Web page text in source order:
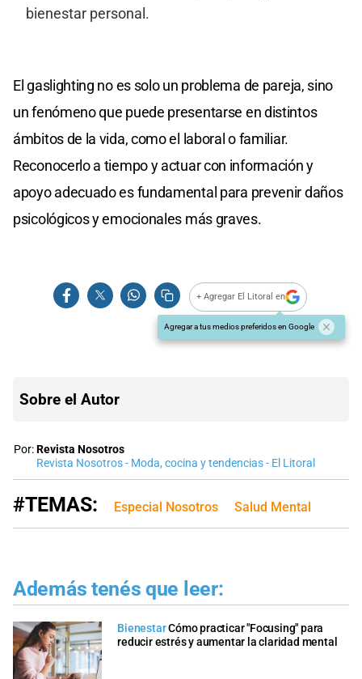
bienestar personal.
El gaslighting no es solo un problema de pareja, sino
un fenómeno que puede presentarse en distintos
ámbitos de la vida, como el laboral o familiar.
Reconocerlo a tiempo y actuar con información y
apoyo adecuado es fundamental para prevenir daños
psicológicos y emocionales más graves.
+ Agregar El Litoral en
Agregar a tus medios preferidos en Google
Sobre el Autor
Por:Revista Nosotros
Revista Nosotros - Moda, cocina y tendencias - El Litoral
#TEMAS: Especial Nosotros Salud Mental
Además tenés que leer:
BienestarCómo practicar "Focusing" para
reducir estrés y aumentar la claridad mental